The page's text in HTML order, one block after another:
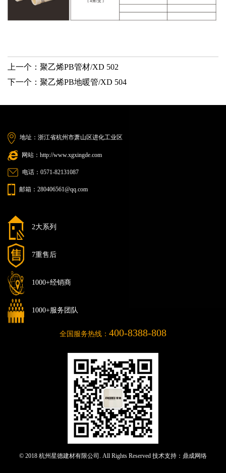
上一个： 聚乙烯PB管材/XD 502
下一个： 聚乙烯PB地暖管/XD 504
地址：浙江省杭州市萧山区进化工业区
网站：http://www.xgxingde.com
电话：0571-82131087
邮箱：280406561@qq.com
2大系列
7重售后
1000+经销商
1000+服务团队
全国服务热线： 400-8388-808
© 2018 杭州星德建材有限公司. All Rights Reserved 技术支持： 鼎成网络